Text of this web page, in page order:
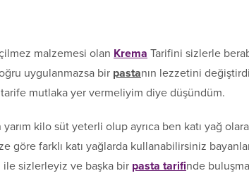
malzemesi olan Krema Tarifini sizlerle
uygulanmazsa bir pastanın lezzetini
mutlaka yer vermeliyim diye düşündüm.
yarım kilo süt yeterli olup ayrıca ben katı yağ
göre farklı katı yağlarda kullanabilirsiniz
ile sizlerleyiz ve başka bir pasta tarifinde